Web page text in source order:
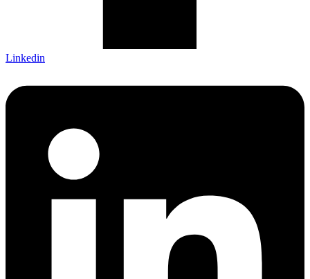
Linkedin